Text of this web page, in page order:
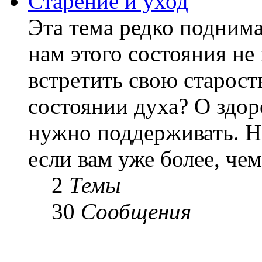
Эта тема редко
нам этого состояния
встретить свою
состоянии духа? О
нужно поддерживать.
если вам уже более,
2 Темы
30 Сообщения